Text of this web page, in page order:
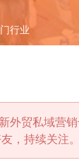
行业
外贸私域营销
，持续关注。